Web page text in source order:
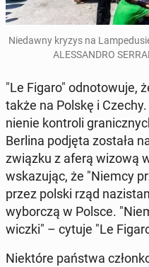
Nie­daw­ny kryzys na
ALES­SAN­DRO
"Le Figaro" od­no­to­wu­je,
także na Polskę i
nie­nie kon­tro­li
Berlina podjęta została
związku z aferą wizową
wska­zu­jąc, że "Niemcy
przez polski rząd
wy­bor­czą w Polsce.
wicz­ki" – cytuje "Le
Nie­któ­re państwa